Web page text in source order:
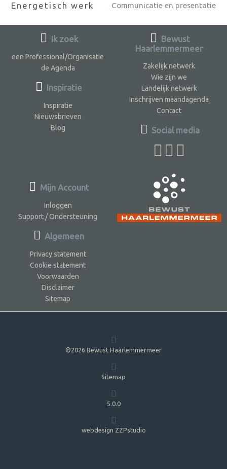
Energetisch werk Communicatie en presentatie
Ik zoek
een Professional/Organisatie
de Agenda
Inspiratie
Inspiratie
Nieuwsbrieven
Blog
Bewust
Haarlemmermeer
Zakelijk netwerk
Wie zijn we
Landelijk netwerk
Inschrijven maandagenda
Contact
Social media
Mijn Account
Inloggen
Support / Ondersteuning
Algemeen
Privacy statement
Cookie statement
Voorwaarden
Disclaimer
Sitemap
©2026 Bewust Haarlemmermeer
Sitemap
5.0.0
webdesign ZZPstudio